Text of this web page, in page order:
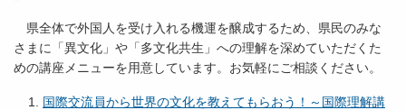
県全体で外国人を受け入れる機運を醸成するため、県民のみな
さまに「異文化」や「多文化共生」への理解を深めていただくた
めの講座メニューを用意しています。お気軽にご相談ください。
国際交流員から世界の文化を教えてもらおう！～国際理解講